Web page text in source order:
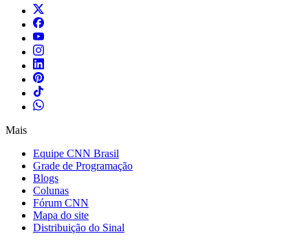
Mais
Equipe CNN Brasil
Grade de Programação
Blogs
Colunas
Fórum CNN
Mapa do site
Distribuição do Sinal